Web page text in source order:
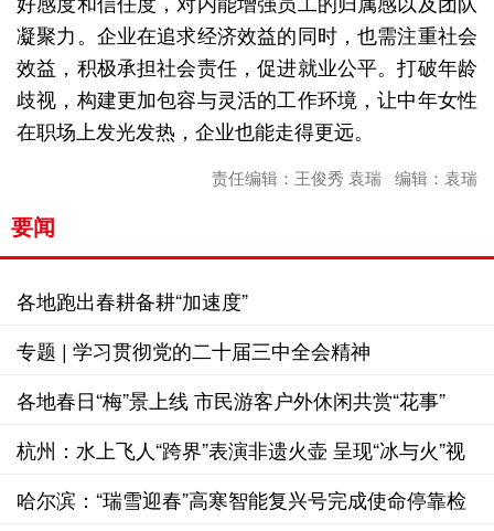
凝聚力。企业在追求经济效益的同时，也需注重社会
效益，积极承担社会责任，促进就业公平。打破年龄
歧视，构建更加包容与灵活的工作环境，让中年女性
在职场上发光发热，企业也能走得更远。
责任编辑：王俊秀 袁瑞 编辑：袁瑞
要闻
各地跑出春耕备耕“加速度”
专题 | 学习贯彻党的二十届三中全会精神
各地春日“梅”景上线 市民游客户外休闲共赏“花事”
杭州：水上飞人“跨界”表演非遗火壶 呈现“冰与火”视
觉盛宴
哈尔滨：“瑞雪迎春”高寒智能复兴号完成使命停靠检